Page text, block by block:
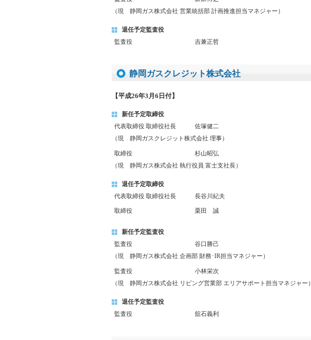
（現 静岡ガス株式会社 営業統括部 計画推進担当マネジャー）
退任予定監査役
監査役
吉兼正哲
静岡ガスクレジット株式会社
【平成26年3月6日付】
新任予定取締役
代表取締役 取締役社長
佐塚健二
（現 静岡ガスクレジット株式会社 理事）
取締役
杉山昭弘
（現 静岡ガス株式会社 執行役員 富士支社長）
退任予定取締役
代表取締役 取締役社長
長谷川紀夫
取締役 栗田 誠
新任予定監査役
監査役
谷口勝己
（現 静岡ガス株式会社 企画部 財務･IR担当マネジャー）
監査役
小林栄次
（現 静岡ガス株式会社 リビング営業部 エリアサポート担当マネジャー）
退任予定監査役
監査役
舘石義利